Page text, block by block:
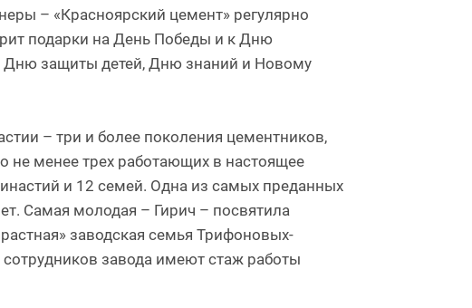
– «Красноярский цемент» регулярно
подарки на День Победы и к Дню
Дню защиты детей, Дню знаний и Новому
– три и более поколения цементников,
менее трех работающих в настоящее
и 12 семей. Одна из самых преданных
Самая молодая – Гирич – посвятила
заводская семья Трифоновых-
завода имеют стаж работы